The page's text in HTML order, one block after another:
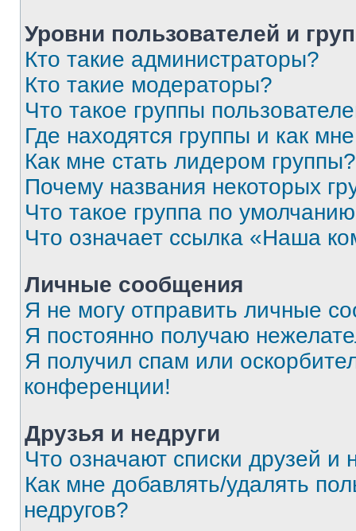
Уровни пользователей и
Кто такие администраторы?
Кто такие модераторы?
Что такое группы
Где находятся группы и как
Как мне стать лидером группы?
Почему названия некоторых
Что такое группа по
Что означает ссылка «Наша
Личные сообщения
Я не могу отправить личные
Я постоянно получаю
Я получил спам или
конференции!
Друзья и недруги
Что означают списки друзей и
Как мне добавлять/удалять
недругов?